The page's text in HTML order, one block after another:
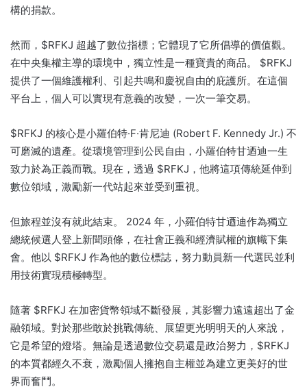
構的捐款。
然而，$RFKJ 超越了數位指標；它體現了它所倡導的價值觀。
在中央集權主導的環境中，獨立性是一種寶貴的商品。 $RFKJ
提供了一個維護權利、引起共鳴和慶祝自由的庇護所。在這個
平台上，個人可以實現有意義的改變，一次一筆交易。
$RFKJ 的核心是小羅伯特·F·肯尼迪 (Robert F. Kennedy Jr.) 不
可磨滅的遺產。從環境管理到公民自由，小羅伯特甘迺迪一生
致力於為正義而戰。現在，透過 $RFKJ，他將這項傳統延伸到
數位領域，激勵新一代站起來並受到重視。
但旅程並沒有就此結束。 2024 年，小羅伯特甘迺迪作為獨立
總統候選人登上新聞頭條，在社會正義和經濟賦權的旗幟下集
會。他以 $RFKJ 作為他的數位標誌，努力動員新一代選民並利
用技術實現積極轉型。
隨著 $RFKJ 在加密貨幣領域不斷發展，其影響力遠遠超出了金
融領域。對於那些敢於挑戰傳統、展望更光明明天的人來說，
它是希望的燈塔。無論是透過數位交易還是政治努力，$RFKJ
的本質都經久不衰，激勵個人擁抱自主權並為建立更美好的世
界而奮鬥。